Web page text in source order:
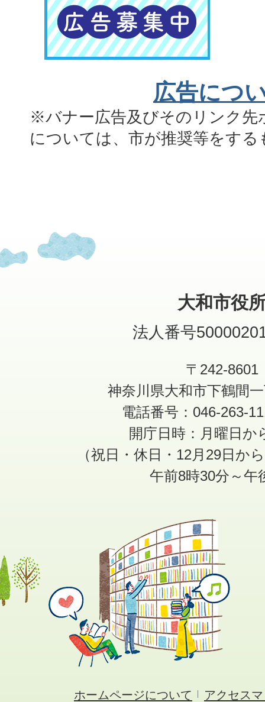
広告につ
※バナー広告及びそのリンク先
については、市が推奨等をす
大和市役
法人番号
〒242-8601
神奈川県大和市下鶴間
電話番号：046-263-
開庁日時：月曜日か
（祝日・休日・12月29日か
午前8時30分～午
ホームページについて アクセス